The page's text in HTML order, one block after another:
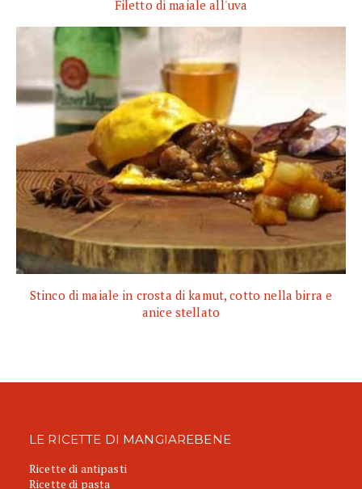
Filetto di maiale all'uva
Stinco di maiale in crosta di kamut, cotto nella birra e
anice stellato
LE RICETTE DI MANGIAREBENE
Ricette di antipasti
Ricette di pasta